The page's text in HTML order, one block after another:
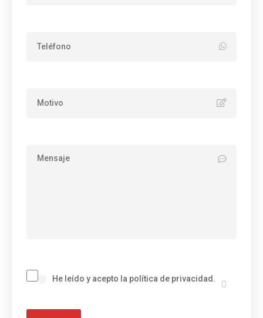
He leído y acepto la política de privacidad.